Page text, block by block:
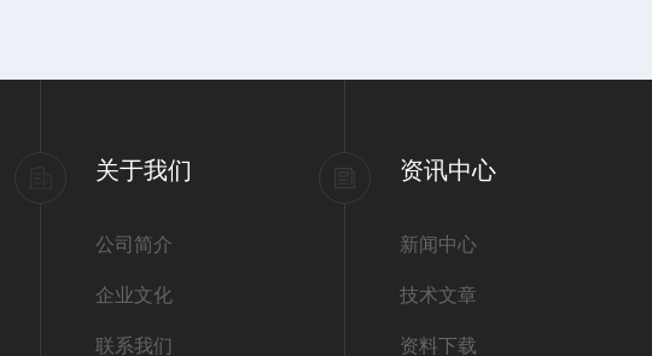
关于我们
公司简介
企业文化
联系我们
资讯中心
新闻中心
技术文章
资料下载